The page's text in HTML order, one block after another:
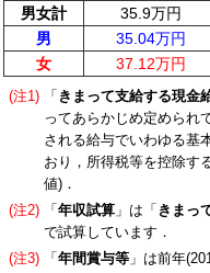
男女計 35.9万円
男
35.04万円
女
37.12万円
(注1) 「 きまって支給する現金
ってあらかじめ定められ
される給与でいわゆる基
おり，所得税等を控除す
値)．
(注2)
「 年収試算 」は「 きまっ
で試算しています．
(注3)
「 年間賞与等 」は前年